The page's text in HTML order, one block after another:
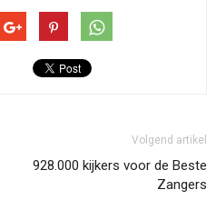
Volgend artikel
928.000 kijkers voor de Beste
Zangers